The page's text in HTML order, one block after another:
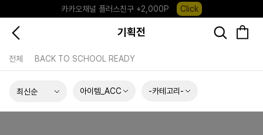
카카오채널 플러스친구 +2,000P
Click
포레포레 앱 다운로드 +3,000P
기획전
전체 BACK TO SCHOOL READY
아이템_ACC -카테고리-